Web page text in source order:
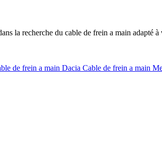
la recherche du cable de frein a main adapté
de frein a main Dacia Cable de frein a main